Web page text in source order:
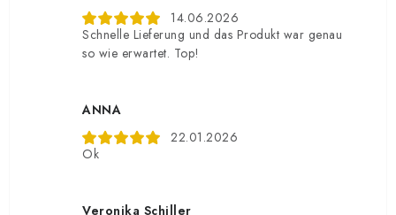
14.06.2026
Schnelle Lieferung und das Produkt war genau
so wie erwartet. Top!
ANNA
22.01.2026
Ok
Veronika Schiller